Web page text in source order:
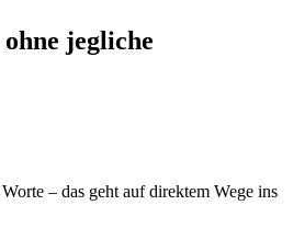
jegliche
– das geht auf direktem Wege ins